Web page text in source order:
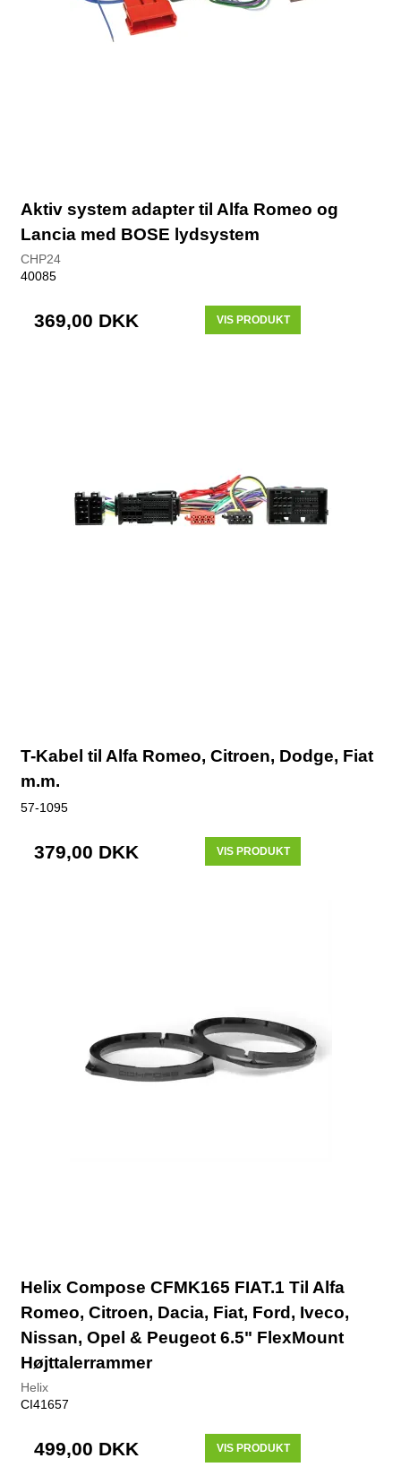
Aktiv system adapter til Alfa Romeo og
Lancia med BOSE lydsystem
CHP24
40085
369,00 DKK VIS PRODUKT
T-Kabel til Alfa Romeo, Citroen, Dodge, Fiat
m.m.
57-1095
379,00 DKK VIS PRODUKT
Helix Compose CFMK165 FIAT.1 Til Alfa
Romeo, Citroen, Dacia, Fiat, Ford, Iveco,
Nissan, Opel & Peugeot 6.5" FlexMount
Højttalerrammer
Helix
CI41657
499,00 DKK VIS PRODUKT